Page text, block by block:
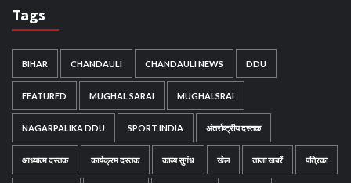
Tags
BIHAR CHANDAULI CHANDAULI NEWS DDU
FEATURED MUGHAL SARAI MUGHALSRAI
NAGARPALIKA DDU SPORT INDIA अंतर्राष्ट्रीय दस्तक
आध्यात्म दस्तक कार्यक्रम दस्तक काव्य सुगंध खेल ताजा खबरें पत्रिका